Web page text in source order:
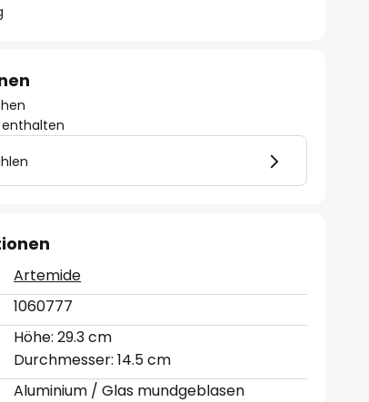
enthalten
Artemide
1060777
Höhe: 29.3 cm
Durchmesser: 14.5 cm
Aluminium / Glas mundgeblasen